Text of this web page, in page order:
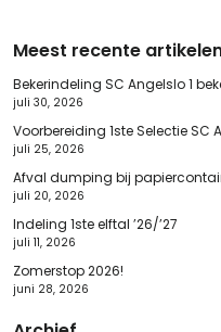
Meest recente
Bekerindeling SC Angelslo 1
juli 30, 2026
Voorbereiding 1ste Selectie SC
juli 25, 2026
Afval dumping bij
juli 20, 2026
Indeling 1ste elftal ’26/’27
juli 11, 2026
Zomerstop 2026!
juni 28, 2026